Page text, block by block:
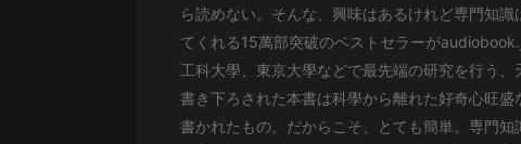
電影
英語
ら読めない。そんな、興味はあるけれど専門知
てくれる15萬部突破のベストセラーが
工科大學、東京大學などで最先端の研究を行う
書き下ろされた本書は科學から離れた好奇心旺
書かれたもの。だからこそ、とても簡単。専門